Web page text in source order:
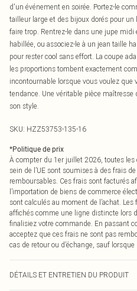
d'un événement en soirée. Portez-le
tailleur large et des bijoux dorés pour
faire trop. Rentrez-le dans une jupe
habillée, ou associez-le à un jean taille
pour rester cool sans effort. La coupe
les proportions tombent exactement
incontournable lorsque vous voulez
tendance. Une véritable pièce
son style.
SKU: HZZ53753-135-16
*Politique de prix
À compter du 1er juillet 2026, toutes les
sein de l’UE sont soumises à des frais
remboursables. Ces frais sont facturés
l’importation de biens de commerce
sont calculés au moment de l’achat.
affichés comme une ligne distincte lors
finalisiez votre commande. En passant
acceptez que ces frais ne sont pas
cas de retour ou d’échange, sauf lorsque
DÉTAILS ET ENTRETIEN DU PRODUIT